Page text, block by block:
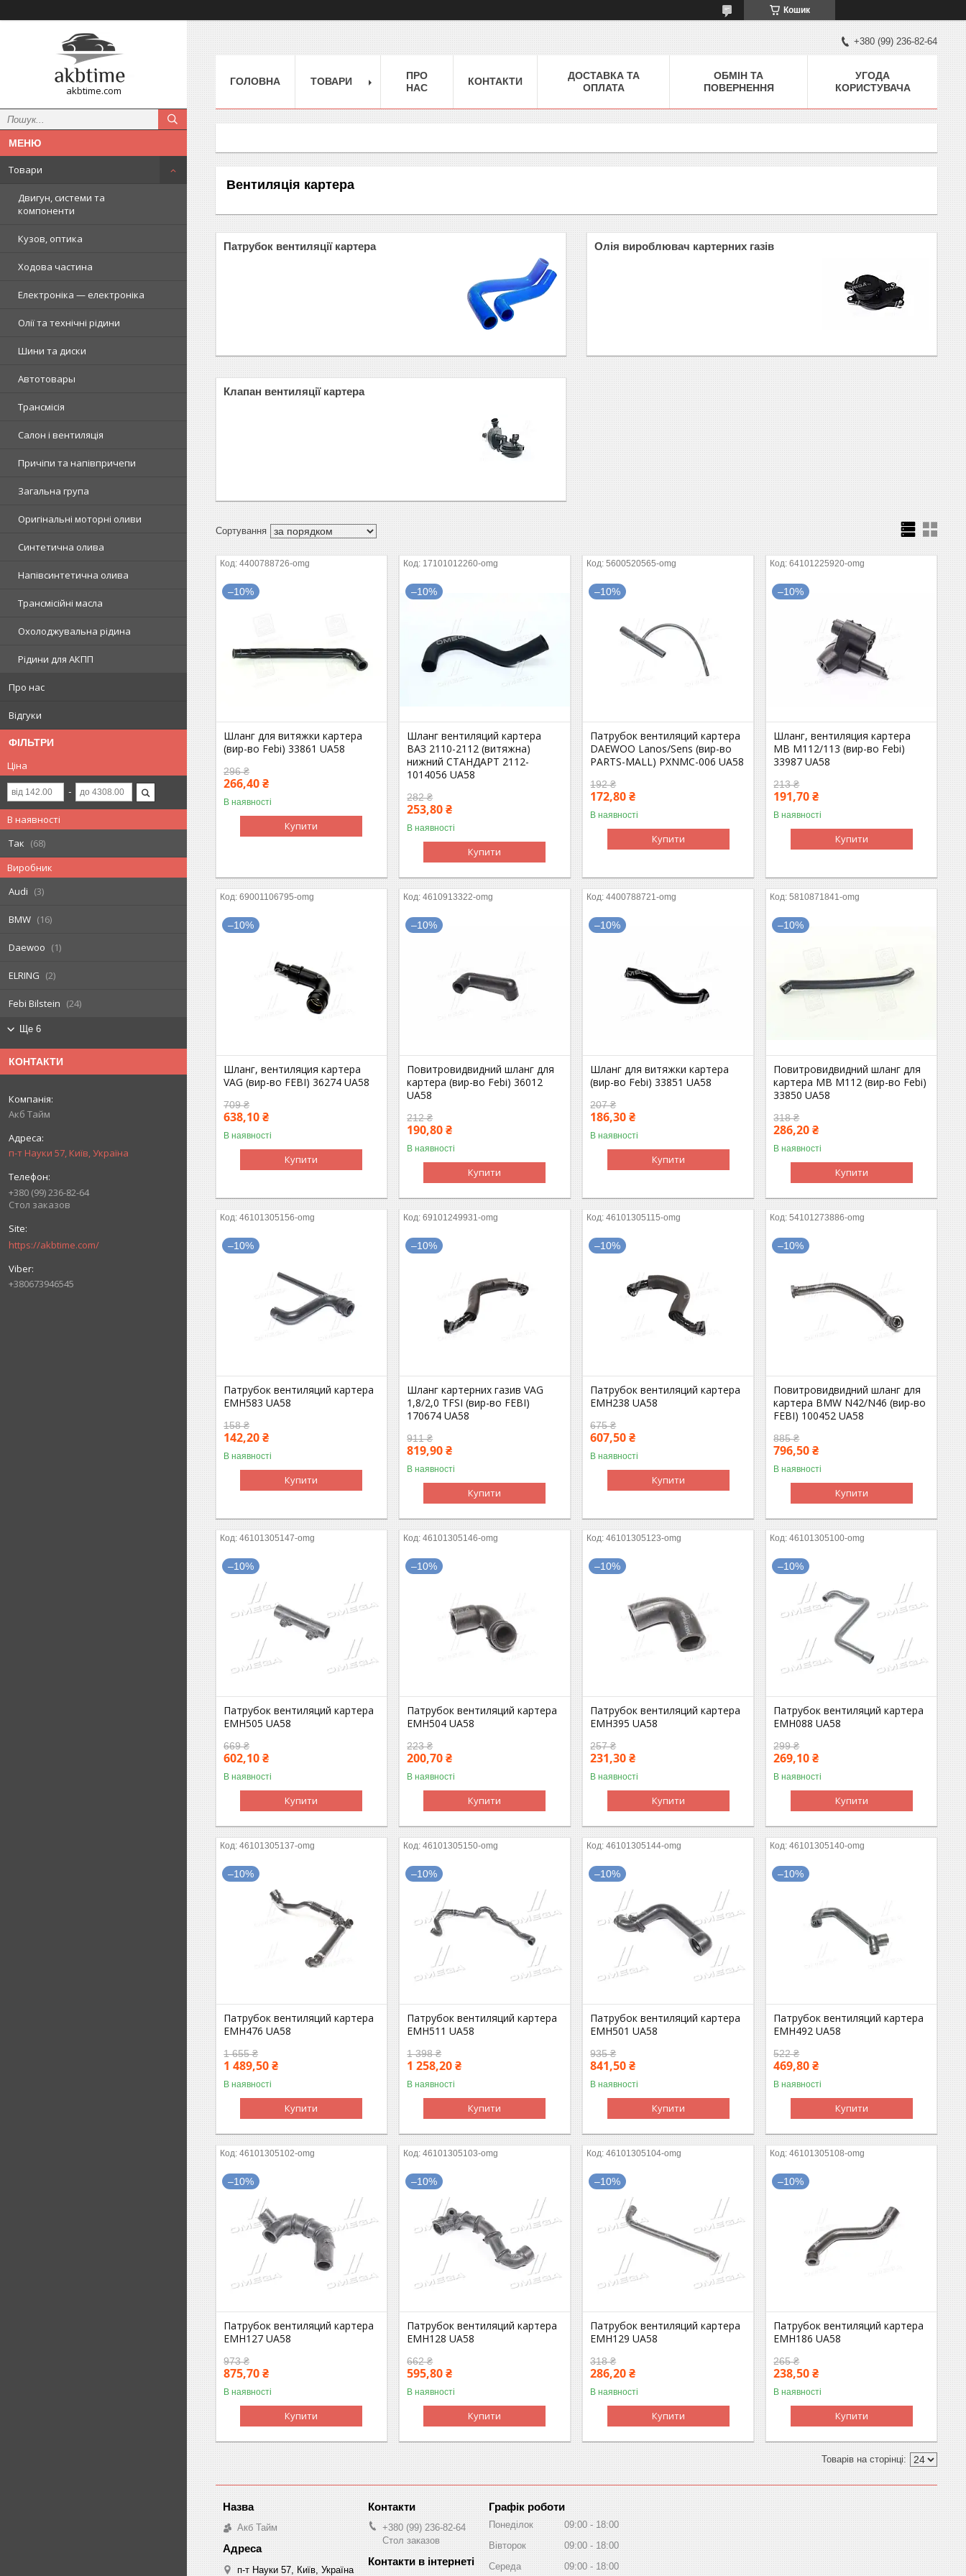
Кошик
akbtime.com
Товари
Двигун, системи та
компоненти
Кузов, оптика
Ходова частина
Електроніка — електроніка
Олії та технічні рідини
Шини та диски
Автотовары
Трансмісія
Салон і вентиляція
Причіпи та напівпричепи
Загальна група
Оригінальні моторні оливи
Синтетична олива
Напівсинтетична олива
Трансмісійні масла
Охолоджувальна рідина
Рідини для АКПП
Про нас
Відгуки
ФІЛЬТРИ
Ціна
В наявності
Так
68
Виробник
Audi
3
BMW 16
Daewoo 1
ELRING 2
Febi Bilstein 24
Ще 6
КОНТАКТИ
Акб Тайм
п-т Науки 57, Київ, Україна
+380 (99) 236-82-64
Стол заказов
https://akbtime.com/
+380673946545
+380 (99) 236-82-64
ГОЛОВНА ТОВАРИ
ПРО
НАС
КОНТАКТИ
ДОСТАВКА ТА
ОПЛАТА
ОБМІН ТА
ПОВЕРНЕННЯ
УГОДА
КОРИСТУВАЧА
Вентиляція картера
Патрубок вентиляції картера Олія вироблювач картерних газів
Клапан вентиляції картера
4400788726-omg
–10%
Шланг для витяжки картера
(вир-во Febi) 33861 UA58
296 ₴
266,40 ₴
В наявності
Купити
17101012260-omg
–10%
Шланг вентиляций картера
ВАЗ 2110-2112 (витяжна)
нижний СТАНДАРТ 2112-
1014056 UA58
282 ₴
253,80 ₴
В наявності
Купити
5600520565-omg
–10%
Патрубок вентиляций картера
DAEWOO Lanos/Sens (вир-во
PARTS-MALL) PXNMC-006 UA58
192 ₴
172,80 ₴
В наявності
Купити
64101225920-omg
–10%
Шланг, вентиляция картера
MB M112/113 (вир-во Febi)
33987 UA58
213 ₴
191,70 ₴
В наявності
Купити
69001106795-omg
–10%
Шланг, вентиляция картера
VAG (вир-во FEBI) 36274 UA58
709 ₴
638,10 ₴
В наявності
Купити
4610913322-omg
–10%
Повитровидвидний шланг для
картера (вир-во Febi) 36012
UA58
212 ₴
190,80 ₴
В наявності
Купити
4400788721-omg
–10%
Шланг для витяжки картера
(вир-во Febi) 33851 UA58
207 ₴
186,30 ₴
В наявності
Купити
5810871841-omg
–10%
Повитровидвидний шланг для
картера MB M112 (вир-во Febi)
33850 UA58
318 ₴
286,20 ₴
В наявності
Купити
46101305156-omg
–10%
Патрубок вентиляций картера
EMH583 UA58
158 ₴
142,20 ₴
В наявності
Купити
69101249931-omg
–10%
Шланг картерних газив VAG
1,8/2,0 TFSI (вир-во FEBI)
170674 UA58
911 ₴
819,90 ₴
В наявності
Купити
46101305115-omg
–10%
Патрубок вентиляций картера
EMH238 UA58
675 ₴
607,50 ₴
В наявності
Купити
54101273886-omg
–10%
Повитровидвидний шланг для
картера BMW N42/N46 (вир-во
FEBI) 100452 UA58
885 ₴
796,50 ₴
В наявності
Купити
46101305147-omg
–10%
Патрубок вентиляций картера
EMH505 UA58
669 ₴
602,10 ₴
В наявності
Купити
46101305146-omg
–10%
Патрубок вентиляций картера
EMH504 UA58
223 ₴
200,70 ₴
В наявності
Купити
46101305123-omg
–10%
Патрубок вентиляций картера
EMH395 UA58
257 ₴
231,30 ₴
В наявності
Купити
46101305100-omg
–10%
Патрубок вентиляций картера
EMH088 UA58
299 ₴
269,10 ₴
В наявності
Купити
46101305137-omg
–10%
Патрубок вентиляций картера
EMH476 UA58
1 655 ₴
1 489,50 ₴
В наявності
Купити
46101305150-omg
–10%
Патрубок вентиляций картера
EMH511 UA58
1 398 ₴
1 258,20 ₴
В наявності
Купити
46101305144-omg
–10%
Патрубок вентиляций картера
EMH501 UA58
935 ₴
841,50 ₴
В наявності
Купити
46101305140-omg
–10%
Патрубок вентиляций картера
EMH492 UA58
522 ₴
469,80 ₴
В наявності
Купити
46101305102-omg
–10%
Патрубок вентиляций картера
EMH127 UA58
973 ₴
875,70 ₴
В наявності
Купити
46101305103-omg
–10%
Патрубок вентиляций картера
EMH128 UA58
662 ₴
595,80 ₴
В наявності
Купити
46101305104-omg
–10%
Патрубок вентиляций картера
EMH129 UA58
318 ₴
286,20 ₴
В наявності
Купити
46101305108-omg
–10%
Патрубок вентиляций картера
EMH186 UA58
265 ₴
238,50 ₴
В наявності
Купити
Акб Тайм
п-т Науки 57, Київ, Україна
+380 (99) 236-82-64
Стол заказов
Графік роботи
Понеділок 09:00
18:00
Вівторок
09:00
18:00
Середа
09:00 18:00